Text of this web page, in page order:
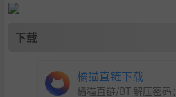
下载
橘猫直链下载
橘猫直链/BT 解压密码：